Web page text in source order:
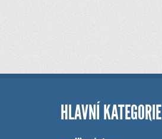
HLAVNÍ KATEGORIE